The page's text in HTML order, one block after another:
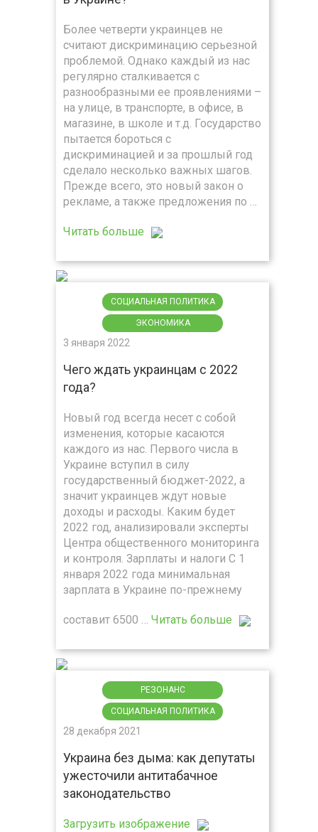
Более четверти украинцев не
считают дискриминацию серьезной
проблемой. Однако каждый из нас
регулярно сталкивается с
разнообразными ее проявлениями –
на улице, в транспорте, в офисе, в
магазине, в школе и т.д. Государство
пытается бороться с
дискриминацией и за прошлый год
сделало несколько важных шагов.
Прежде всего, это новый закон о
рекламе, а также предложения по …
Читать больше
СОЦИАЛЬНАЯ ПОЛИТИКА
ЭКОНОМИКА
3 января 2022
Чего ждать украинцам с 2022
года?
Новый год всегда несет с собой
изменения, которые касаются
каждого из нас. Первого числа в
Украине вступил в силу
государственный бюджет-2022, а
значит украинцев ждут новые
доходы и расходы. Каким будет
2022 год, анализировали эксперты
Центра общественного мониторинга
и контроля. Зарплаты и налоги С 1
января 2022 года минимальная
зарплата в Украине по-прежнему
составит 6500 … Читать больше
РЕЗОНАНС
СОЦИАЛЬНАЯ ПОЛИТИКА
28 декабря 2021
Украина без дыма: как депутаты
ужесточили антитабачное
законодательство
Загрузить изображение